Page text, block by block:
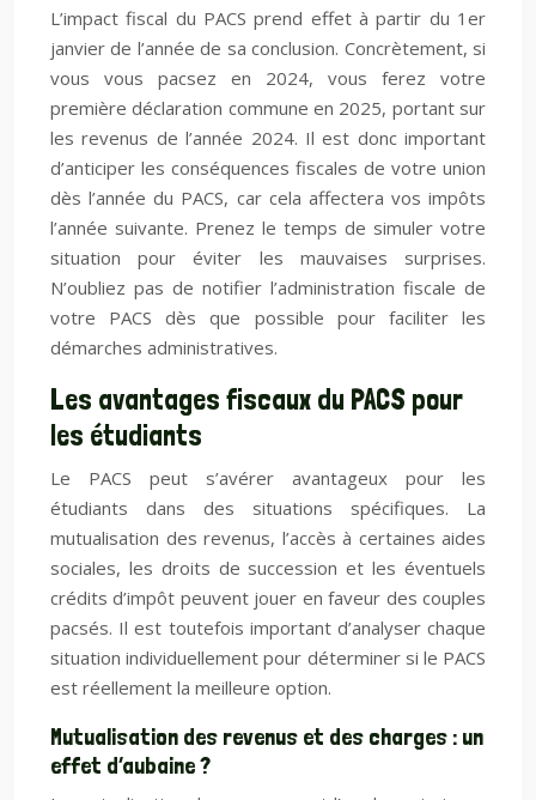
L’impact fiscal du PACS prend effet à partir du 1er
janvier de l’année de sa conclusion. Concrètement, si
vous vous pacsez en 2024, vous ferez votre
première déclaration commune en 2025, portant sur
les revenus de l’année 2024. Il est donc important
d’anticiper les conséquences fiscales de votre union
dès l’année du PACS, car cela affectera vos impôts
l’année suivante. Prenez le temps de simuler votre
situation pour éviter les mauvaises surprises.
N’oubliez pas de notifier l’administration fiscale de
votre PACS dès que possible pour faciliter les
démarches administratives.
Les avantages fiscaux du PACS pour
les étudiants
Le PACS peut s’avérer avantageux pour les
étudiants dans des situations spécifiques. La
mutualisation des revenus, l’accès à certaines aides
sociales, les droits de succession et les éventuels
crédits d’impôt peuvent jouer en faveur des couples
pacsés. Il est toutefois important d’analyser chaque
situation individuellement pour déterminer si le PACS
est réellement la meilleure option.
Mutualisation des revenus et des charges : un
effet d’aubaine ?